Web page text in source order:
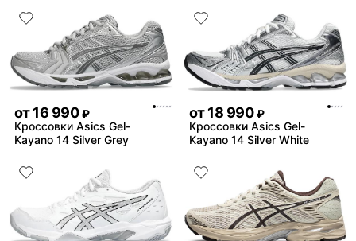
от16 990 ₽
Кроссовки Asics Gel-
Kayano 14 Silver Grey
от18 990 ₽
Кроссовки Asics Gel-
Kayano 14 Silver White